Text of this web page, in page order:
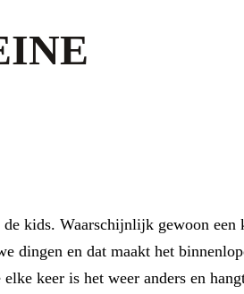
kids. Waarschijnlijk gewoon een
dingen en dat maakt het
keer is het weer anders en